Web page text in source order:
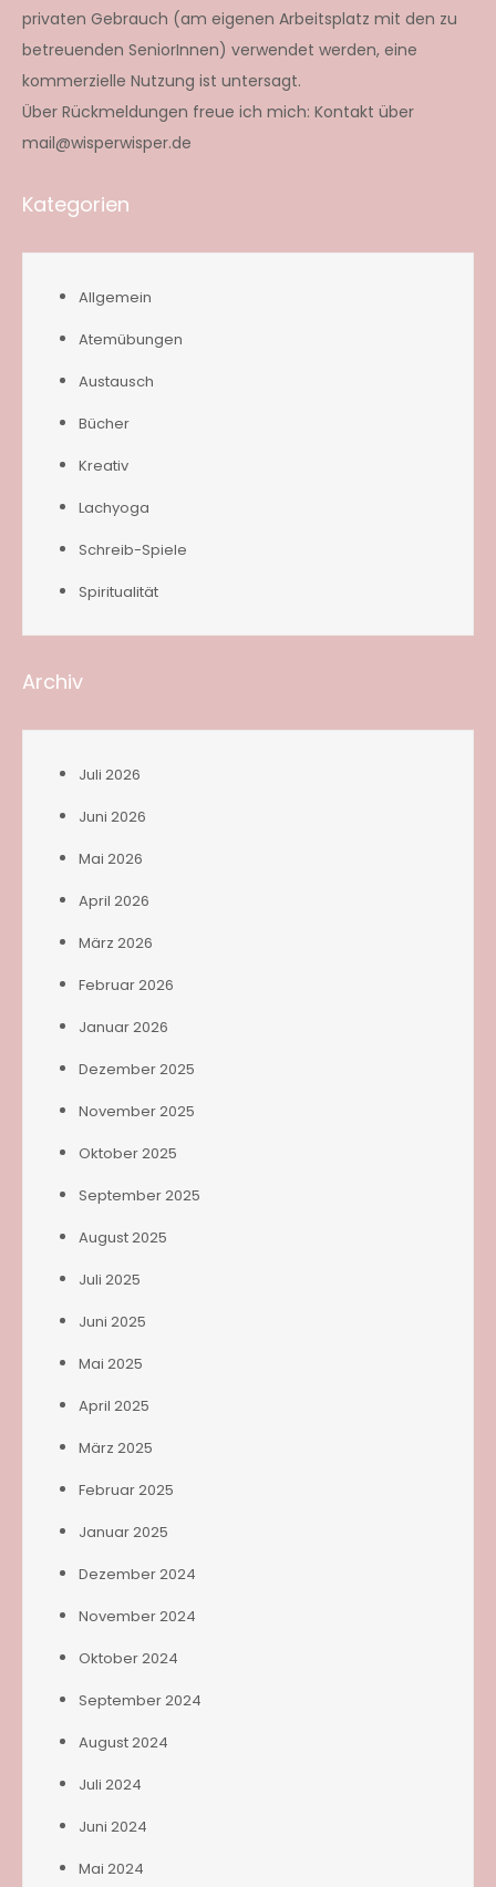
privaten Gebrauch (am eigenen Arbeitsplatz mit den zu
betreuenden SeniorInnen) verwendet werden, eine
kommerzielle Nutzung ist untersagt.
Über Rückmeldungen freue ich mich: Kontakt über
mail@wisperwisper.de
Kategorien
Allgemein
Atemübungen
Austausch
Bücher
Kreativ
Lachyoga
Schreib-Spiele
Spiritualität
Archiv
Juli 2026
Juni 2026
Mai 2026
April 2026
März 2026
Februar 2026
Januar 2026
Dezember 2025
November 2025
Oktober 2025
September 2025
August 2025
Juli 2025
Juni 2025
Mai 2025
April 2025
März 2025
Februar 2025
Januar 2025
Dezember 2024
November 2024
Oktober 2024
September 2024
August 2024
Juli 2024
Juni 2024
Mai 2024